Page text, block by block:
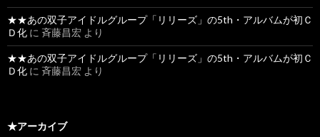
★★あの双子アイドルグループ「リリーズ」の5th・アルバムが初Ｃ
Ｄ化 に 斉藤昌宏 より
★★あの双子アイドルグループ「リリーズ」の5th・アルバムが初Ｃ
Ｄ化 に 斉藤昌宏 より
★アーカイブ